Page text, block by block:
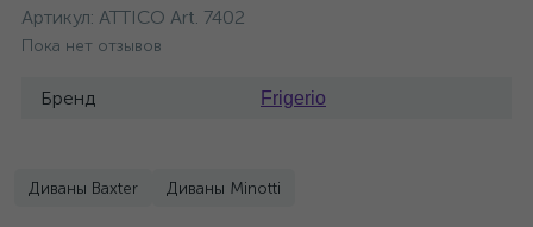
Артикул: ATTICO Art. 7402
Пока нет отзывов
Бренд Frigerio
Диваны Baxter Диваны Minotti